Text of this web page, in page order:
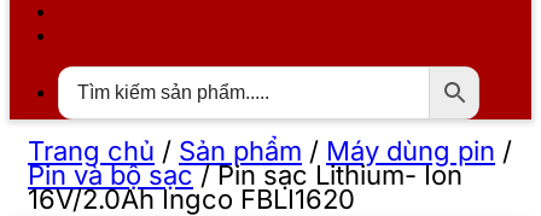
Trang chủ / Sản phẩm / Máy dùng pin /
Pin và bộ sạc/Pin sạc Lithium- Ion
16V/2.0Ah Ingco FBLI1620